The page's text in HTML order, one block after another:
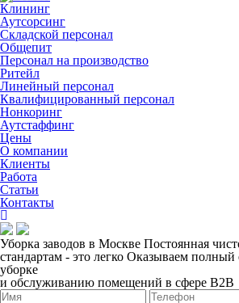
Клининг
Аутсорсинг
Складской персонал
Общепит
Персонал на производство
Ритейл
Линейный персонал
Квалифицированный персонал
Нонкоринг
Аутстаффинг
Цены
О компании
Клиенты
Работа
Статьи
Контакты
Уборка заводов в Москве Постоянная
стандартам - это легко Оказываем полный
уборке
и обслуживанию помещений в сфере B2B